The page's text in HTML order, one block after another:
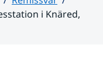
i Knäred,